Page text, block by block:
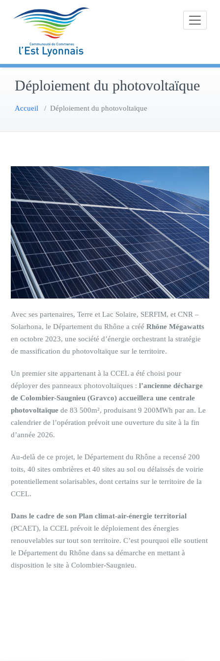
Déploiement du photovoltaïque
Accueil / Déploiement du photovoltaïque
Avec ses partenaires, Terre et Lac Solaire, SERFIM, et CNR –
Solarhona, le Département du Rhône a créé Rhône Mégawatts
en octobre 2023, une société d’énergie orchestrant la stratégie
de massification du photovoltaïque sur le territoire.
Un premier site appartenant à la CCEL a été choisi pour
déployer des panneaux photovoltaïques : l’ancienne décharge
de Colombier-Saugnieu (Gravco) accueillera une centrale
photovoltaïque de 83 500m², produisant 9 200MWh par an. Le
calendrier de l’opération prévoit une ouverture du site à la fin
d’année 2026.
Au-delà de ce projet, le Département du Rhône a recensé 200
toits, 40 sites ombrières et 40 sites au sol ou délaissés de voirie
potentiellement solarisables, dont certains sur le territoire de la
CCEL.
Dans le cadre de son Plan climat-air-énergie territorial
(PCAET), la CCEL prévoit le déploiement des énergies
renouvelables sur tout son territoire. C’est pourquoi elle soutient
le Département du Rhône dans sa démarche en mettant à
disposition le site à Colombier-Saugnieu.